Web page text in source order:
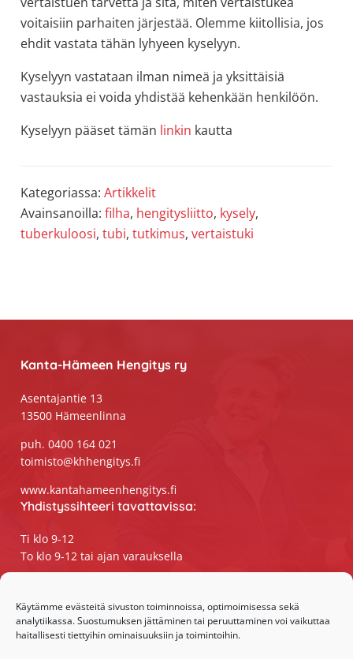
Käytämme evästeitä sivuston toiminnoissa, optimoimisessa sekä
analytiikassa. Suostumuksen jättäminen tai peruuttaminen voi vaikuttaa
haitallisesti tiettyihin ominaisuuksiin ja toimintoihin.
voitaisiin parhaiten järjestää. Olemme kiitollisia, jos
ehdit vastata tähän lyhyeen kyselyyn.
Kyselyyn vastataan ilman nimeä ja yksittäisiä
vastauksia ei voida yhdistää kehenkään henkilöön.
Kyselyyn pääset tämän linkin kautta
Kategoriassa: Artikkelit
Avainsanoilla: filha, hengitysliitto, kysely,
tuberkuloosi, tubi, tutkimus, vertaistuki
Kanta-Hämeen Hengitys ry
Asentajantie 13
13500 Hämeenlinna
puh. 0400 164 021
toimisto@khhengitys.fi
www.kantahameenhengitys.fi
Yhdistyssihteeri tavattavissa:
Ti klo 9-12
To klo 9-12 tai ajan varauksella
maanantaista perjantaihin klo 9-15